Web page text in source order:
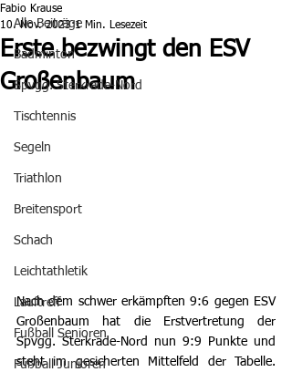
Alle Beiträge
Badminton
Spvgg. Sterkrade-Nord
Tischtennis
Segeln
Triathlon
Breitensport
Schach
Leichtathletik
Lauftreff
Fußball Senioren
Fußball Junioren
Erste bezwingt den ESV
Großenbaum
Fabio Krause
10. Nov. 2023 1 Min. Lesezeit
Nach dem schwer erkämpften 9:6 gegen ESV
Großenbaum hat die Erstvertretung der
Spvgg. Sterkrade-Nord nun 9:9 Punkte und
steht im gesicherten Mittelfeld der Tabelle.